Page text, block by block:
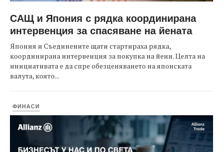
САЩ и Япония с рядка координирана
интервенция за спасяване на йената
Япония и Съединените щати стартираха рядка,
координирана интервенция за покупка на йени. Целта на
инициативата е да спре обезценяването на японската
валута, която...
ФИНАСИ